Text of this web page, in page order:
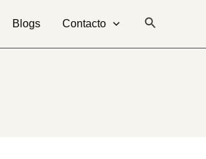
Blogs Contacto Buscar